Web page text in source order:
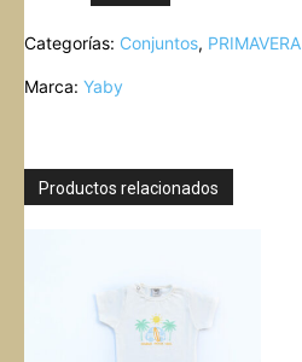
BODY
SHORT
cantidad
Categorías: Conjuntos,
Marca: Yaby
Productos relacionados